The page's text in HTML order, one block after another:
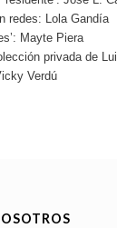
redes: Lola Gandía
Mayte Piera
privada de
Verdú